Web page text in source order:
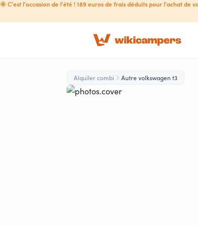
🌞 C'est l'occasion de l'été ! 189 euros de frais déduits pour l'achat de
Alquiler combi Autre volkswagen t3